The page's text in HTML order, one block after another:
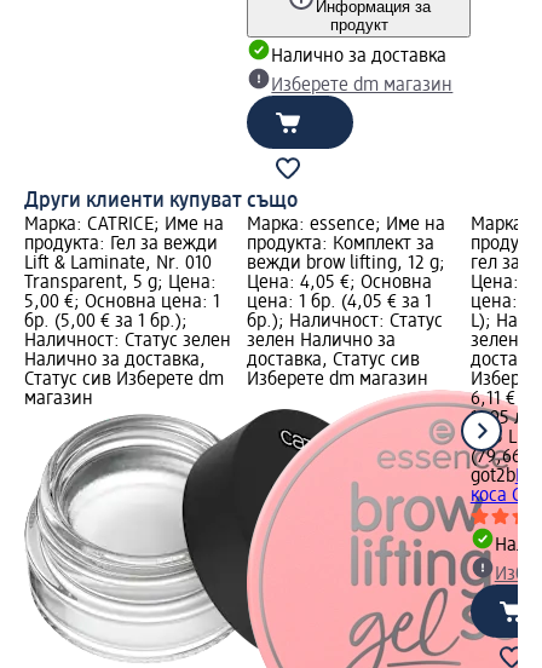
Информация за
продукт
Налично за доставка
Изберете dm магазин
Други клиенти купуват също
Марка: CATRICE; Име на
продукта: Гел за вежди
Lift & Laminate, Nr. 010
Transparent, 5 g; Цена:
5,00 €; Основна цена: 1
бр. (5,00 € за 1 бр.);
Наличност: Статус зелен
Налично за доставка,
Статус сив Изберете dm
магазин
Марка: essence; Име на
продукта: Комплект за
вежди brow lifting, 12 g;
Цена: 4,05 €; Основна
цена: 1 бр. (4,05 € за 1
бр.); Наличност: Статус
зелен Налично за
доставка, Статус сив
Изберете dm магазин
Марка:
гел за
Цена:
цена:
L);
зелен
6,11 €
11,95 лв.
0,15 L
(79,66
got2b
коса